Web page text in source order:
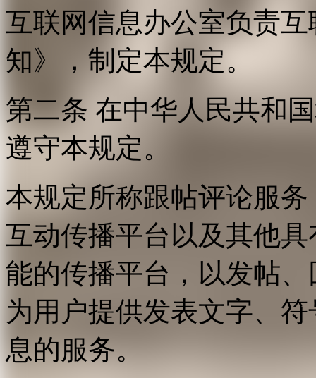
互联网信息办公室负责
知》，制定本规定。
第二条 在中华人民共和
遵守本规定。
本规定所称跟帖评论服
互动传播平台以及其他
能的传播平台，以发帖
为用户提供发表文字、
息的服务。